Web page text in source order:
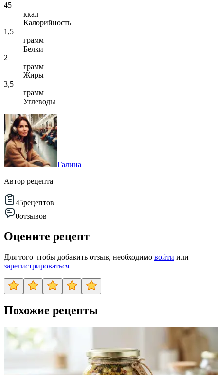
45
ккал
Калорийность
1,5
грамм
Белки
2
грамм
Жиры
3,5
грамм
Углеводы
Галина
Автор рецепта
45рецептов
0отзывов
Оцените рецепт
Для того чтобы добавить отзыв, необходимо войти или
зарегистрироваться
Похожие рецепты